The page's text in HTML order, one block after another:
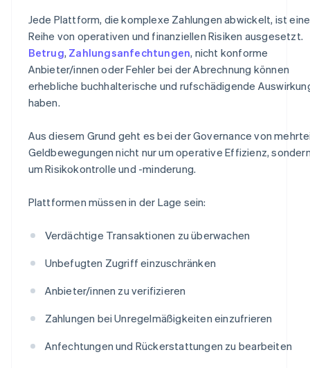
Jede Plattform, die komplexe Zahlungen abwickelt, ist
Reihe von operativen und finanziellen Risiken ausgesetzt.
Betrug, Zahlungsanfechtungen, nicht konforme
Anbieter/innen oder Fehler bei der Abrechnung können
erhebliche buchhalterische und rufschädigende
haben.
Aus diesem Grund geht es bei der Governance von
Geldbewegungen nicht nur um operative Effizienz,
um Risikokontrolle und -minderung.
Plattformen müssen in der Lage sein:
Verdächtige Transaktionen zu überwachen
Unbefugten Zugriff einzuschränken
Anbieter/innen zu verifizieren
Zahlungen bei Unregelmäßigkeiten einzufrieren
Anfechtungen und Rückerstattungen zu bearbeiten